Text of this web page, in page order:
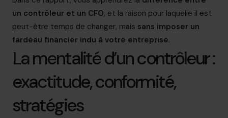
un contrôleur et un CFO, et la raison pour laquelle il est
peut-être temps de changer, mais sans imposer un
fardeau financier indu à votre entreprise.
La mentalité d’un contrôleur :
exactitude, conformité,
stratégies